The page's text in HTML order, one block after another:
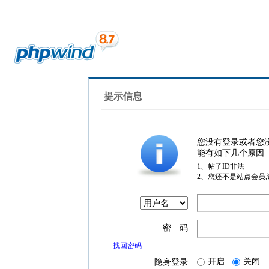
提示信息
您没有登录或者您
能有如下几个原因
1、帖子ID非法
2、您还不是站点会员
密 码
找回密码
隐身登录 开启 关闭